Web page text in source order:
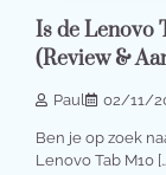
Is de Lenovo
(Review &
Paul 02/11/
Ben je op zoek
Lenovo Tab M10